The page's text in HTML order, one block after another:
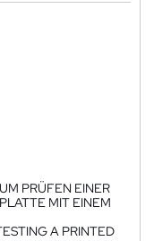
PRÜFEN EINER
MIT EINEM
A PRINTED